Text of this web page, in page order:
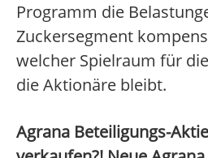
Programm die
Zuckersegment
welcher Spielraum für
die Aktionäre bleibt.
Agrana Beteiligungs-